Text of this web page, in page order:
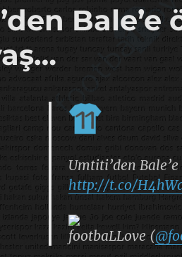
Umtiti’den
http://t.co/
footbaLLove (